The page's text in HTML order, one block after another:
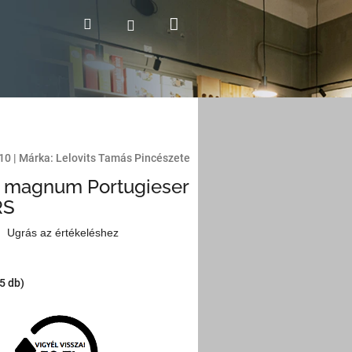
Keresés Bejelentkezés
| Márka: Lelovits Tamás Pincészete
Portugieser
Ugrás az értékeléshez
db)